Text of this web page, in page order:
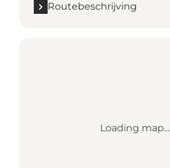
Routebeschrijving
Loading map...